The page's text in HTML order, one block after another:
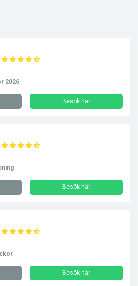
2026
Besök här
Besök här
Besök här